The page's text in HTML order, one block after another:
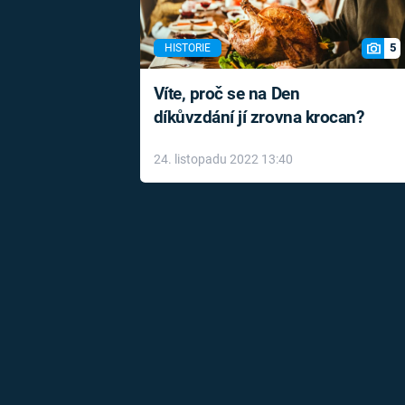
HISTORIE 5
Víte, proč se na Den
díkůvzdání jí zrovna krocan?
24. listopadu 2022 13:40